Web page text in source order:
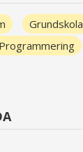
Grundskola
Programmering